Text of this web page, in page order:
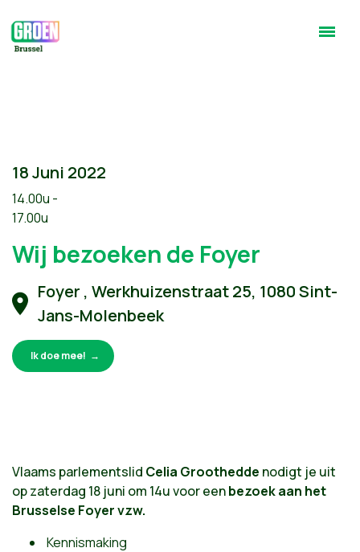
18 Juni 2022
14.00u -
17.00u
Wij bezoeken de Foyer
Foyer , Werkhuizenstraat 25, 1080 Sint-
Jans-Molenbeek
Ik doe mee!
Vlaams parlementslid Celia Groothedde nodigt je uit
op zaterdag 18 juni om 14uvoor eenbezoek aan het
Brusselse Foyer vzw.
Kennismaking